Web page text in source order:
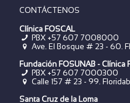
CONTÁCTENOS
Clínica FOSCAL
PBX +57 607 7008000
Ave. El Bosque # 23 - 60.
Fundación FOSUNAB - Clínica
PBX +57 607 7000300
Calle 157 # 23 - 99.
Santa Cruz de la Loma